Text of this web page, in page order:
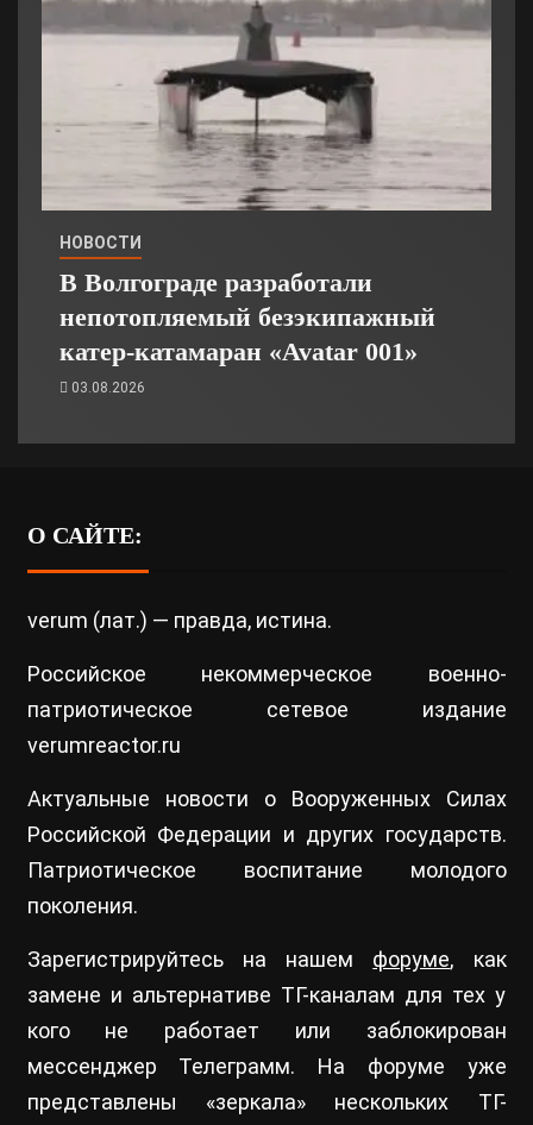
НОВОСТИ
В Волгограде разработали
непотопляемый безэкипажный
катер-катамаран «Avatar 001»
03.08.2026
О САЙТЕ:
verum (лат.) — правда, истина.
Российское некоммерческое военно-
патриотическое сетевое издание
verumreactor.ru
Актуальные новости о Вооруженных Силах
Российской Федерации и других государств.
Патриотическое воспитание молодого
поколения.
Зарегистрируйтесь на нашем форуме, как
замене и альтернативе ТГ-каналам для тех у
кого не работает или заблокирован
мессенджер Телеграмм. На форуме уже
представлены «зеркала» нескольких ТГ-